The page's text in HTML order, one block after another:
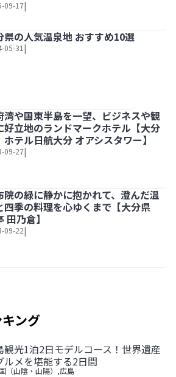
温泉＆スパが満喫できるラグジュ
09-17|
すすめ10選
県の人気温泉地 おすすめ10選
05-31 |
望、ビジネスや観光に好立地のラ
湾や国東半島を一望、ビジネスや観
好立地のランドマークホテル【大分
テル日航大分 オアシスタワー】
09-27|
かれて、澄んだ温泉と四季の料理を
院の緑に静かに抱かれて、澄んだ温
四季の料理を心ゆくまで【大分県
田乃倉】
09-22|
ング
観光1泊2日モデルコース！世界遺産
ルメを堪能する2日間
（山陰・山陽） ,広島